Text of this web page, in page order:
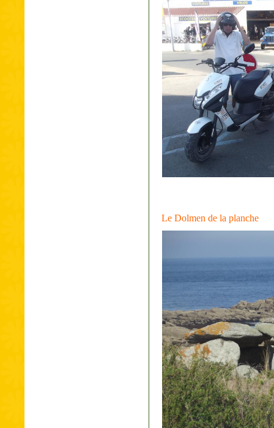
Le Dolmen de la planche